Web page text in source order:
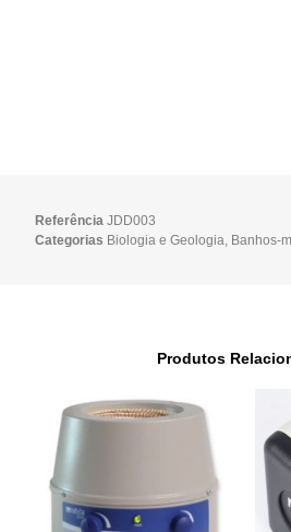
ReferênciaJDD003
Categorias Biologia e Geologia, Banhos-
Produtos